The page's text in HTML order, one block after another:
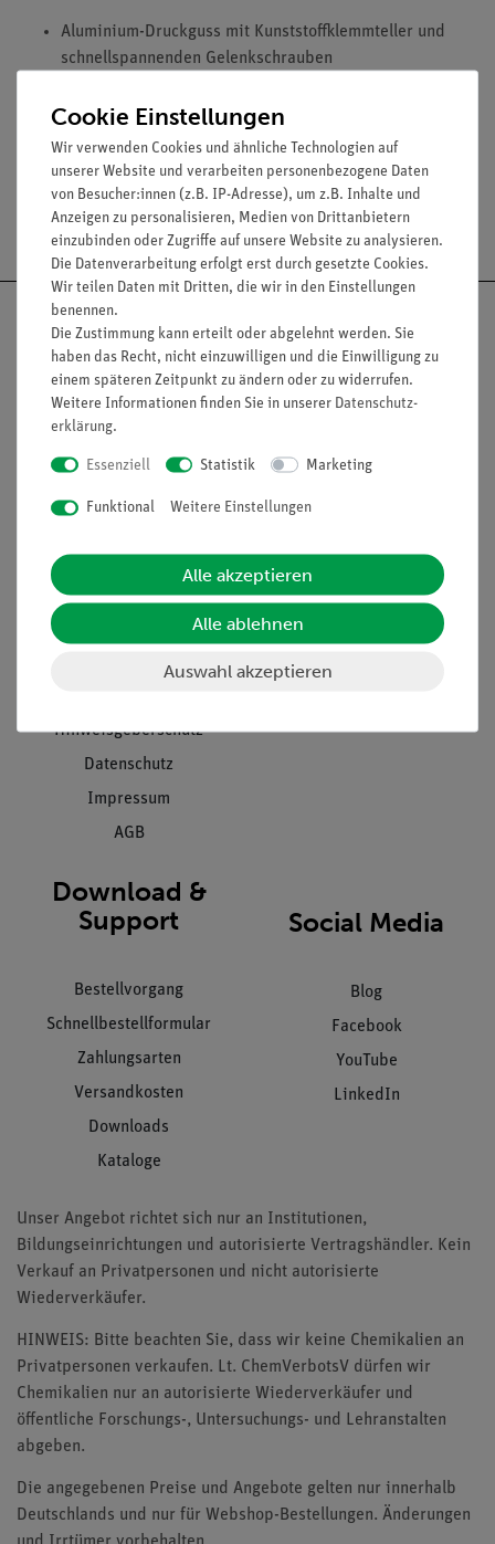
Aluminium-Druckguss mit Kunststoffklemmteller und
schnellspannenden Gelenkschrauben
Für Tischplatten bis 60 mm
Versandkostenfrei ab 300,- €
Nach oben
Unternehmen
Projekte und Lösungen
Stellenangebote
Hinweisgeberschutz
Datenschutz
Impressum
AGB
Übersicht Service
Beratung & Showroom
Inventarisierungs- &
Download &
Support
Bestellvorgang
Schnellbestellformular
Zahlungsarten
Versandkosten
Downloads
Kataloge
Social Media
Blog
Facebook
YouTube
LinkedIn
Unser Angebot richtet sich nur an Institutionen,
Bildungseinrichtungen und autorisierte Vertragshändler. Kein
Verkauf an Privatpersonen und nicht autorisierte
Wiederverkäufer.
HINWEIS: Bitte beachten Sie, dass wir keine Chemikalien an
Privatpersonen verkaufen. Lt. ChemVerbotsV dürfen wir
Chemikalien nur an autorisierte Wiederverkäufer und
öffentliche Forschungs-, Untersuchungs- und Lehranstalten
abgeben.
Die angegebenen Preise und Angebote gelten nur innerhalb
Deutschlands und nur für Webshop-Bestellungen. Änderungen
Cookie Einstellungen
Wir verwenden Cookies und ähnliche Technologien auf
unserer Website und verarbeiten personenbezogene Daten
von Besucher:innen (z.B. IP-Adresse), um z.B. Inhalte und
Anzeigen zu personalisieren, Medien von Drittanbietern
einzubinden oder Zugriffe auf unsere Website zu analysieren.
Die Datenverarbeitung erfolgt erst durch gesetzte Cookies.
Wir teilen Daten mit Dritten, die wir in den Einstellungen
benennen.
Die Zustimmung kann erteilt oder abgelehnt werden. Sie
haben das Recht, nicht einzuwilligen und die Einwilligung zu
einem späteren Zeitpunkt zu ändern oder zu widerrufen.
Weitere Informationen finden Sie in unserer Daten­schutz­
erklärung.
Essenziell Statistik Marketing
Funktional Weitere Einstellungen
Alle akzeptieren
Alle ablehnen
Auswahl akzeptieren